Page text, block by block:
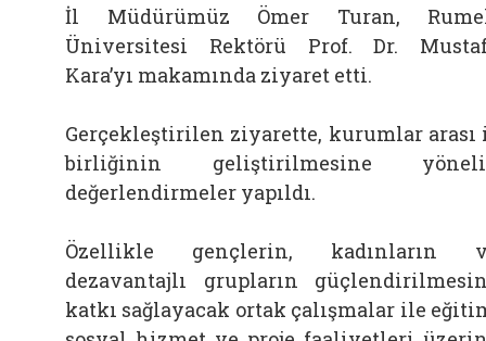
İl Müdürümüz Ömer Turan,
Üniversitesi Rektörü Prof. Dr.
Kara’yı makamında ziyaret etti.
Gerçekleştirilen ziyarette, kurumlar arası
birliğinin geliştirilmesine
değerlendirmeler yapıldı.
Özellikle gençlerin, kadınların
dezavantajlı grupların
katkı sağlayacak ortak çalışmalar ile